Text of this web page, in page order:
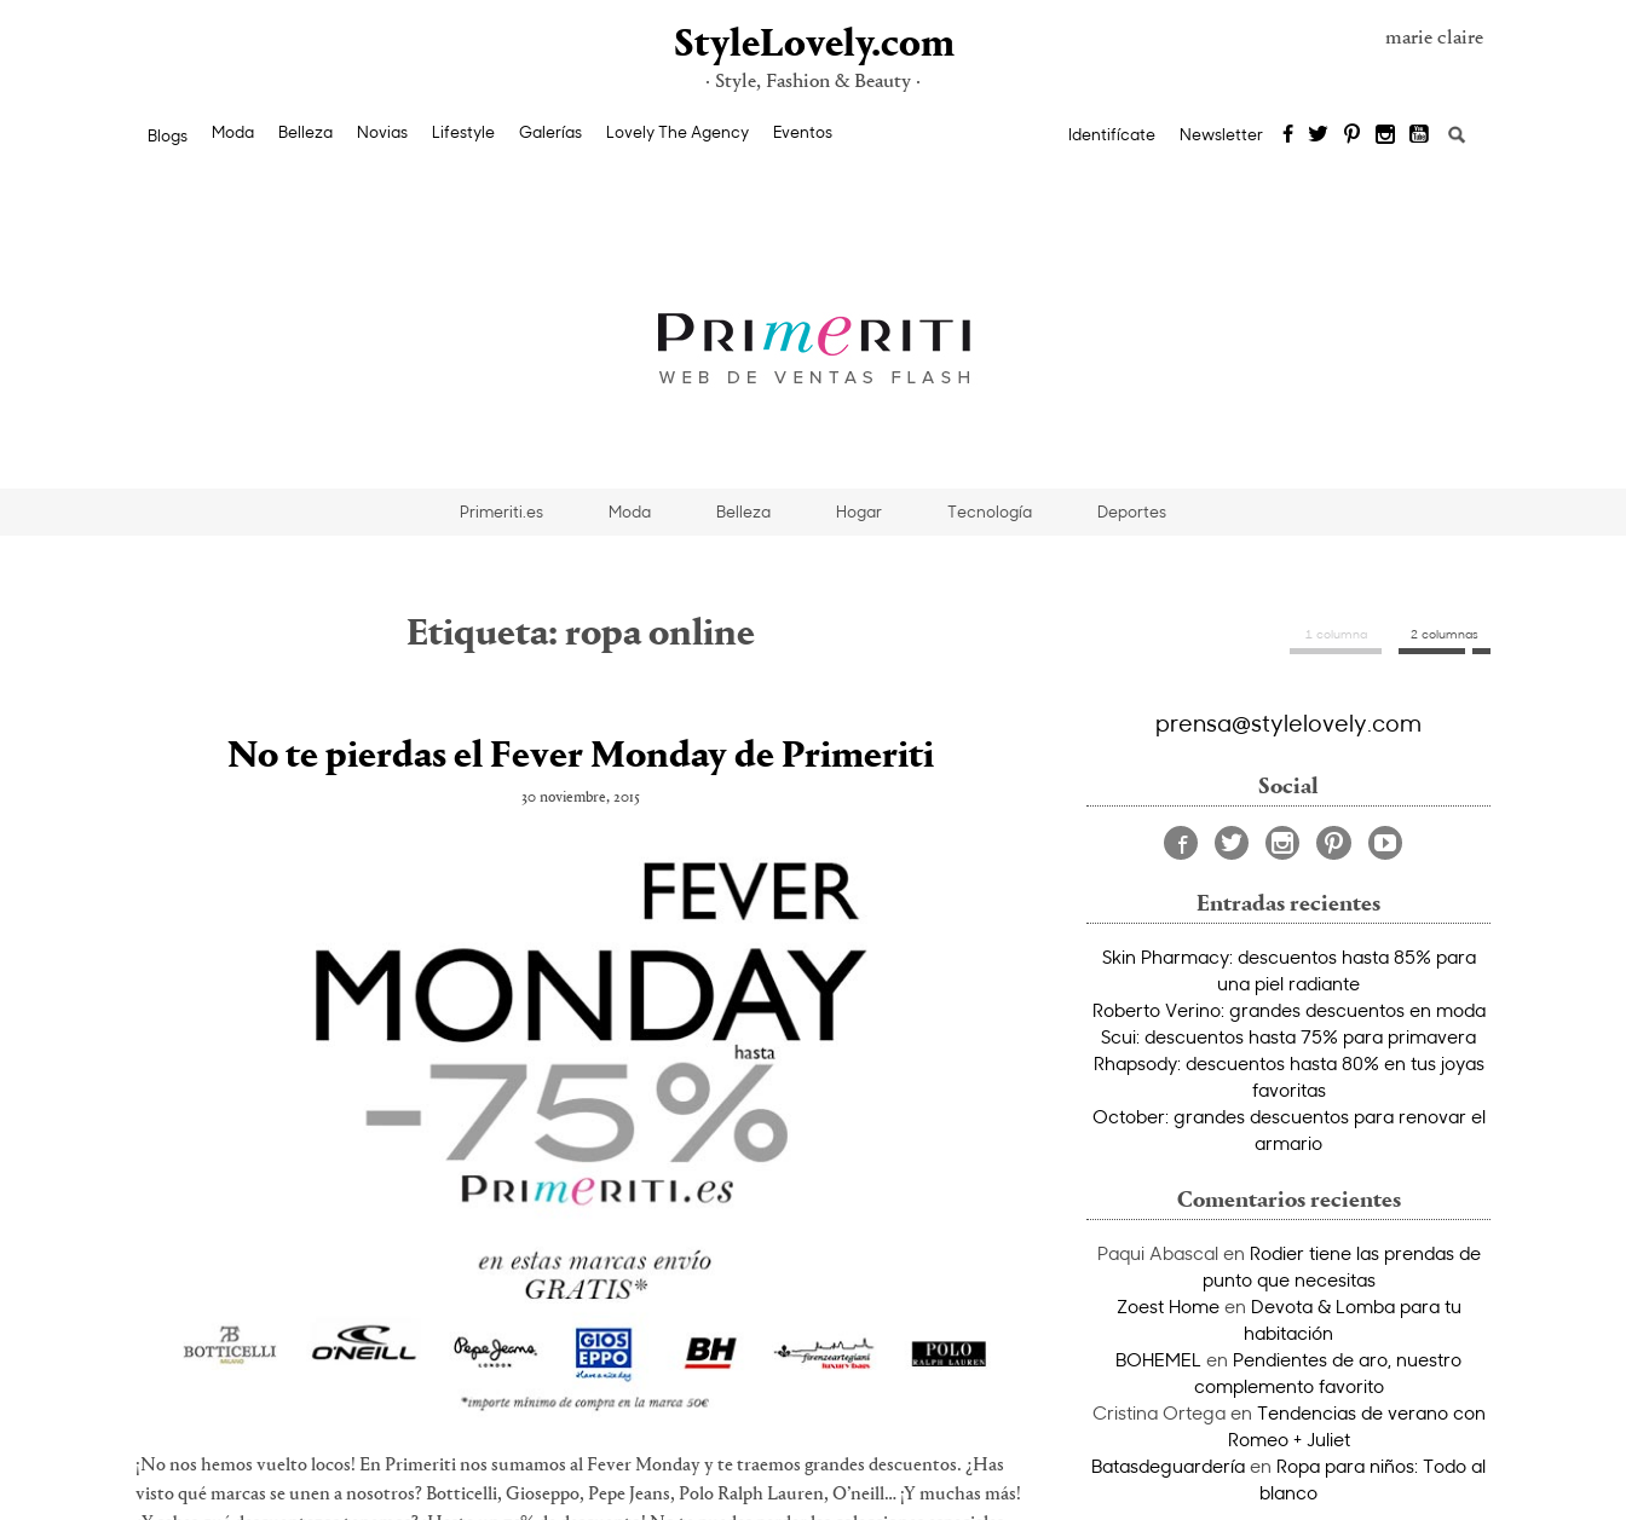
StyleLovely.com
· Style, Fashion & Beauty ·
marie claire
Blogs Moda Belleza Novias Lifestyle Galerías Lovely The Agency Eventos Identifícate Newsletter Buscar:
Primeriti.es Moda Belleza Hogar Tecnología Deportes
Etiqueta: ropa online
No te pierdas el Fever Monday de Primeriti
30 noviembre, 2015
¡No nos hemos vuelto locos! En Primeriti nos sumamos al Fever Monday y te traemos grandes descuentos. ¿Has
visto qué marcas se unen a nosotros? Botticelli, Gioseppo, Pepe Jeans, Polo Ralph Lauren, O’neill… ¡Y muchas más!
1 columna 2 columnas
prensa@stylelovely.com
Social
Entradas recientes
Skin Pharmacy: descuentos hasta 85% para
una piel radiante
Roberto Verino: grandes descuentos en moda
Scui: descuentos hasta 75% para primavera
Rhapsody: descuentos hasta 80% en tus joyas
favoritas
October: grandes descuentos para renovar el
armario
Comentarios recientes
Paqui Abascalen Rodier tiene las prendas de
punto que necesitas
Zoest Homeen Devota & Lomba para tu
habitación
BOHEMEL en Pendientes de aro, nuestro
complemento favorito
Cristina Ortegaen Tendencias de verano con
Romeo + Juliet
Batasdeguardería en Ropa para niños: Todo al
blanco